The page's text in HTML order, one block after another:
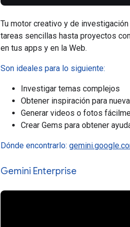
Tu motor creativo y de
tareas sencillas hasta proyectos
en tus apps y en la Web.
Son ideales para lo siguiente:
Investigar temas complejos
Obtener inspiración para
Generar videos o fotos
Crear Gems para obtener
Dónde encontrarlo:
Gemini Enterprise